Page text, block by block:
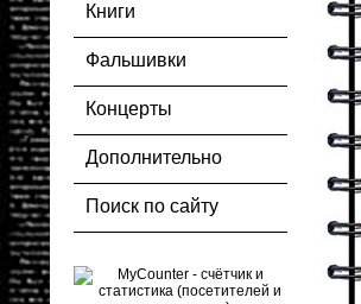
Книги
Фальшивки
Концерты
Дополнительно
Поиск по сайту